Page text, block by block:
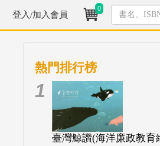
登入/加入會員
0
熱門排行榜
1
臺灣鯨讚(海洋廉政教育